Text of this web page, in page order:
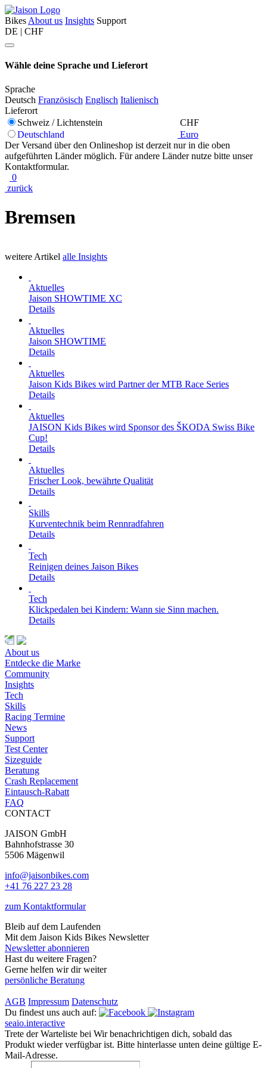
Bikes About us Insights Support
DE | CHF
Wähle deine Sprache und Lieferort
Sprache
Deutsch Französisch Englisch Italienisch
Lieferort
Schweiz / Lichtenstein
CHF
Deutschland
Euro
Der Versand über den Onlineshop ist derzeit nur in die oben
aufgeführten Länder möglich. Für andere Länder nutze bitte unser
Kontaktformular.
0
zurück
Bremsen
weitere Artikel alle Insights
Aktuelles
Jaison SHOWTIME XC
Details
Aktuelles
Jaison SHOWTIME
Details
Aktuelles
Jaison Kids Bikes wird Partner der MTB Race Series
Details
Aktuelles
JAISON Kids Bikes wird Sponsor des ŠKODA Swiss Bike
Cup!
Details
Aktuelles
Frischer Look, bewährte Qualität
Details
Skills
Kurventechnik beim Rennradfahren
Details
Tech
Reinigen deines Jaison Bikes
Details
Tech
Klickpedalen bei Kindern: Wann sie Sinn machen.
Details
About us
Entdecke die Marke
Community
Insights
Tech
Skills
Racing Termine
News
Support
Test Center
Sizeguide
Beratung
Crash Replacement
Eintausch-Rabatt
FAQ
CONTACT
JAISON GmbH
Bahnhofstrasse 30
5506 Mägenwil
info@jaisonbikes.com
+41 76 227 23 28
zum Kontaktformular
Bleib auf dem Laufenden
Mit dem Jaison Kids Bikes Newsletter
Newsletter abonnieren
Hast du weitere Fragen?
Gerne helfen wir dir weiter
persönliche Beratung
AGB Impressum Datenschutz
Du findest uns auch auf:
seaio.interactive
Trete der Warteliste bei Wir benachrichtigen dich, sobald das
Produkt wieder verfügbar ist. Bitte hinterlasse unten deine gültige E-
Mail-Adresse.